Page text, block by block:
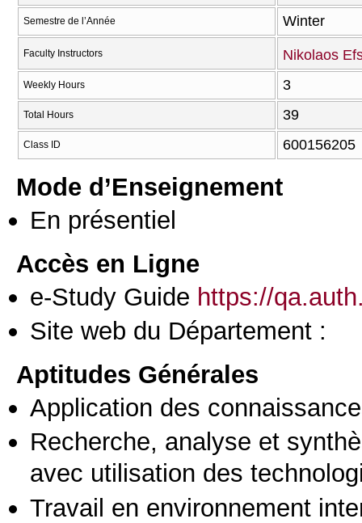
Semestre de l’Année Winter
Faculty Instructors Nikolaos
Weekly Hours 3
Total Hours 39
Class ID 600156205
Mode d’Enseignement
En présentiel
Accès en Ligne
e-Study Guide https://
Site web du Département :
Aptitudes Générales
Application des
Recherche, analyse et
avec utilisation des
Travail en environnement